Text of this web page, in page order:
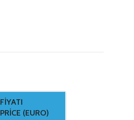
FIYATI
PRICE (EURO)